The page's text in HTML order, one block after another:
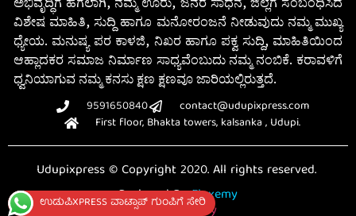
ಉಡುಪಿXPRESS ವಾಟ್ಸಾಪ್ ಗುಂಪಿಗೆ ಸೇರಿ
ವಿಶೇಷ ಮಾಹಿತಿ, ಸುದ್ದಿ ಹಾಗೂ ಮನೋರಂಜನೆ ನೀಡುವುದು ನಮ್ಮ ಮುಖ್ಯ
ಧ್ಯೇಯ. ಮನುಷ್ಯ ಪರ ಕಾಳಜಿ, ನಿಖರ ಹಾಗೂ ಪಕ್ವ ಸುದ್ದಿ, ಮಾಹಿತಿಯಿಂದ
ಆಹ್ಲಾದಕರ ಸಮಾಜ ನಿರ್ಮಾಣ ಸಾಧ್ಯವೆಂಬುದು ನಮ್ಮ ನಂಬಿಕೆ. ಕರಾವಳಿಗೆ
ಧ್ವನಿಯಾಗುವ ನಮ್ಮ ಕನಸು ಕ್ಷಣ ಕ್ಷಣವೂ ಜಾರಿಯಲ್ಲಿರುತ್ತದೆ.
9591650840
contact@udupixpress.com
First floor, Bhakta towers, kalsanka , Udupi.
Udupixpress © Copyright 2020. All rights reserved.
Designed ByFluxemy
Privacy Policy